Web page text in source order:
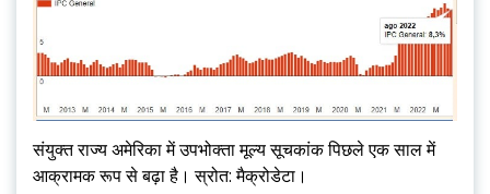
संयुक्त राज्य अमेरिका में उपभोक्ता मूल्य सूचकांक पिछले एक साल में
आक्रामक रूप से बढ़ा है। स्रोत: मैक्रोडेटा।